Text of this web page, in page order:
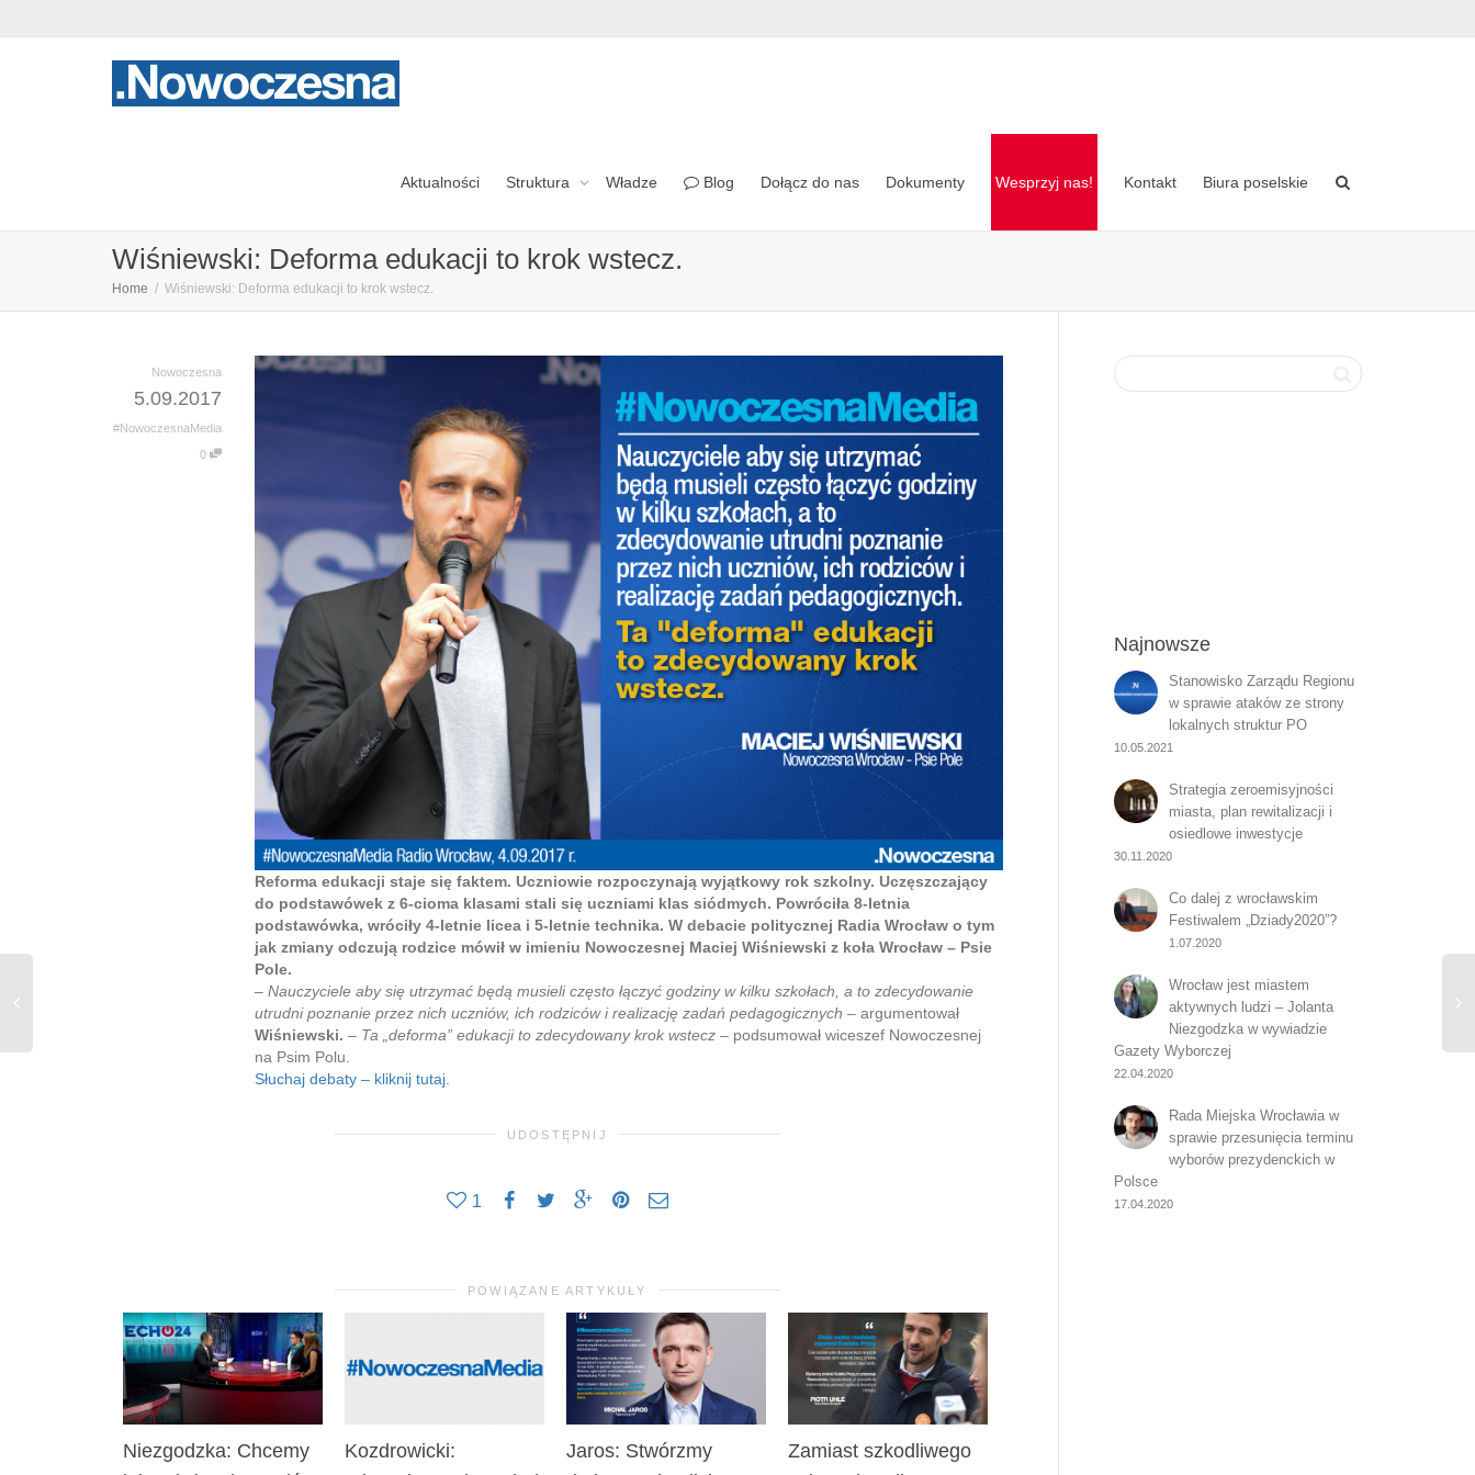
Aktualności Struktura Władze Blog Dołącz do nas Dokumenty Wesprzyj nas! Kontakt Biura poselskie
Wiśniewski: Deforma edukacji to krok wstecz.
Home Wiśniewski: Deforma edukacji to krok wstecz.
Nowoczesna
5.09.2017
#NowoczesnaMedia
0
Reforma edukacji staje się faktem. Uczniowie rozpoczynają wyjątkowy rok szkolny. Uczęszczający
do podstawówek z 6-cioma klasami stali się uczniami klas siódmych. Powróciła 8-letnia
podstawówka, wróciły 4-letnie licea i 5-letnie technika. W debacie politycznej Radia Wrocław o tym
jak zmiany odczują rodzice mówił w imieniu Nowoczesnej Maciej Wiśniewski z koła Wrocław – Psie
Pole.
– Nauczyciele aby się utrzymać będą musieli często łączyć godziny w kilku szkołach, a to zdecydowanie
utrudni poznanie przez nich uczniów, ich rodziców i realizację zadań pedagogicznych – argumentował
Wiśniewski. – Ta „deforma” edukacji to zdecydowany krok wstecz – podsumował wiceszef Nowoczesnej
na Psim Polu.
Słuchaj debaty – kliknij tutaj.
UDOSTĘPNIJ
1
POWIĄZANE ARTYKUŁY
Niezgodzka: Chcemy
Kozdrowicki:
Jaros: Stwórzmy
Zamiast szkodliwego
Najnowsze
Stanowisko Zarządu Regionu
w sprawie ataków ze strony
lokalnych struktur PO
10.05.2021
Strategia zeroemisyjności
miasta, plan rewitalizacji i
osiedlowe inwestycje
30.11.2020
Co dalej z wrocławskim
Festiwalem „Dziady2020”?
1.07.2020
Wrocław jest miastem
aktywnych ludzi – Jolanta
Niezgodzka w wywiadzie
Gazety Wyborczej
22.04.2020
Rada Miejska Wrocławia w
sprawie przesunięcia terminu
wyborów prezydenckich w
Polsce
17.04.2020